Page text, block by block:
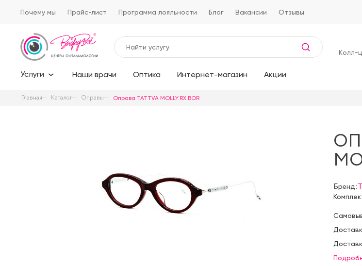
Почему мы Прайс-лист Программа лояльности Блог Вакансии Отзывы
Kолл-
Услуги Наши врачи Оптика Интернет-магазин Акции
Главная Каталог Оправы Оправа TATTVA MOLLY.RX.BOR
Бренд: